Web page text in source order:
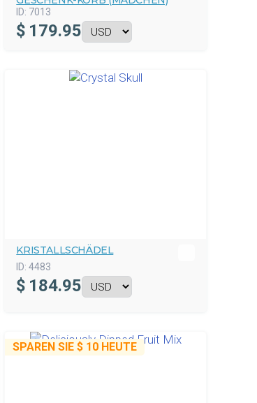
ID: 7013
$ 179.95
KRISTALLSCHÄDEL
ID: 4483
$ 184.95
SPAREN SIE$ 10 HEUTE